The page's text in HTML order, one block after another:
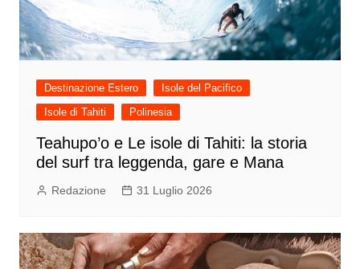
Destinazione Estero
Isole del Pacifico
Isole di Tahiti
Polinesia
Teahupo’o e Le isole di Tahiti: la storia
del surf tra leggenda, gare e Mana
Redazione 31 Luglio 2026